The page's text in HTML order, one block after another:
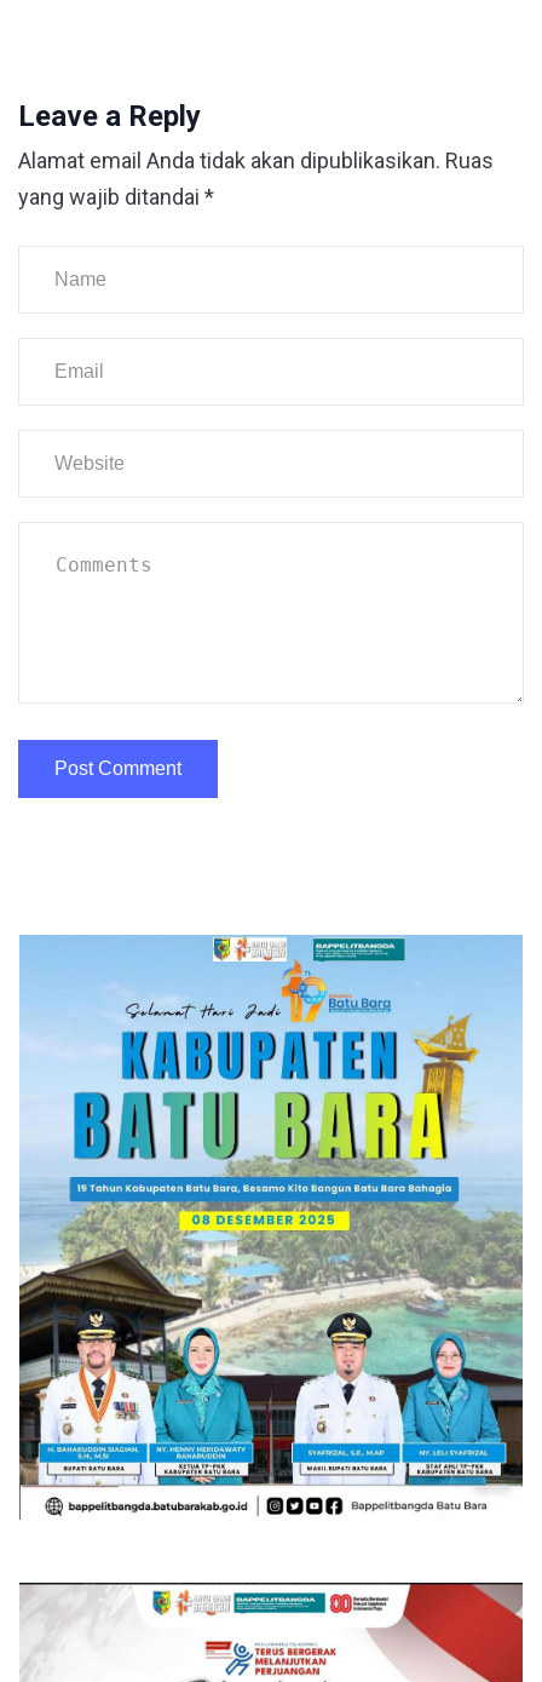
Leave a Reply
Alamat email Anda tidak akan dipublikasikan. Ruas
yang wajib ditandai *